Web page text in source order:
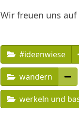
Wir freuen uns
#ideenwiese
wandern
werkeln und